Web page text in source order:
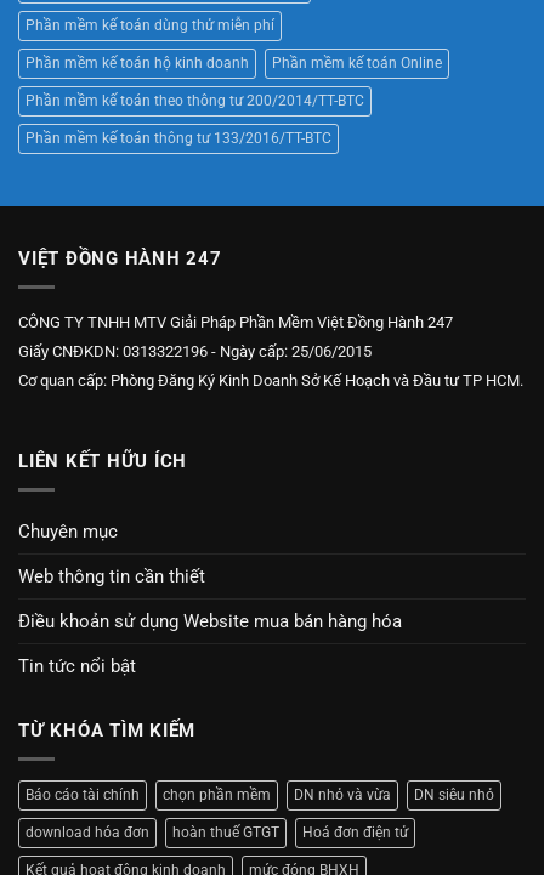
Phần mềm kế toán dùng thử miễn phí
Phần mềm kế toán hộ kinh doanh Phần mềm kế toán Online
Phần mềm kế toán theo thông tư 200/2014/TT-BTC
Phần mềm kế toán thông tư 133/2016/TT-BTC
VIỆT ĐỒNG HÀNH 247
CÔNG TY TNHH MTV Giải Pháp Phần Mềm Việt Đồng Hành 247
Giấy CNĐKDN: 0313322196 - Ngày cấp: 25/06/2015
Cơ quan cấp: Phòng Đăng Ký Kinh Doanh Sở Kế Hoạch và Đầu tư TP HCM.
LIÊN KẾT HỮU ÍCH
Chuyên mục
Web thông tin cần thiết
Điều khoản sử dụng Website mua bán hàng hóa
Tin tức nổi bật
TỪ KHÓA TÌM KIẾM
Báo cáo tài chính chọn phần mềm DN nhỏ và vừa DN siêu nhỏ
download hóa đơn hoàn thuế GTGT Hoá đơn điện tử
Kết quả hoạt động kinh doanh mức đóng BHXH